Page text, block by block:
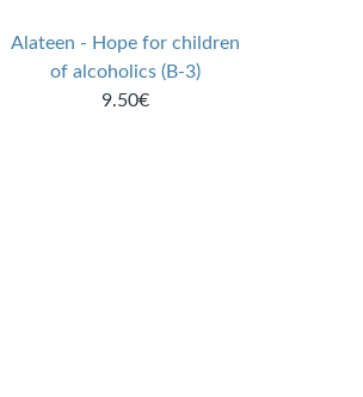
Alateen - Hope for children
of alcoholics (B-3)
9.50€